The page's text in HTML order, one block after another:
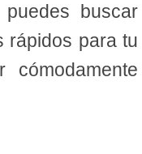
buscar
rápidos para tu